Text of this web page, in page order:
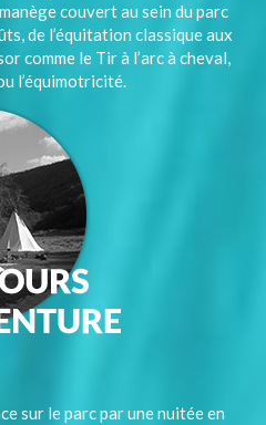
couvert au sein du parc
de l’équitation classique aux
comme le Tir à l’arc à cheval,
l’équimotricité.
sur le parc par une nuitée en